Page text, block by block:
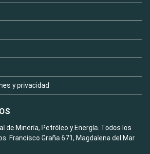
y privacidad
de Minería, Petróleo y Energía. Todos los
Francisco Graña 671, Magdalena del Mar